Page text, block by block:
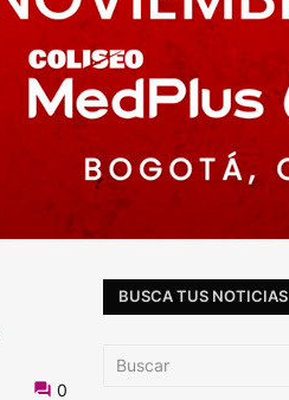
0
BUSCA TUS NOTICIAS